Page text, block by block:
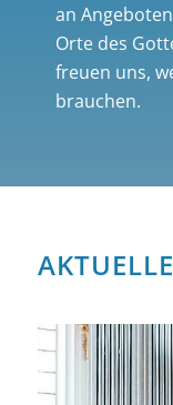
an
Orte des
freuen uns,
brauchen.